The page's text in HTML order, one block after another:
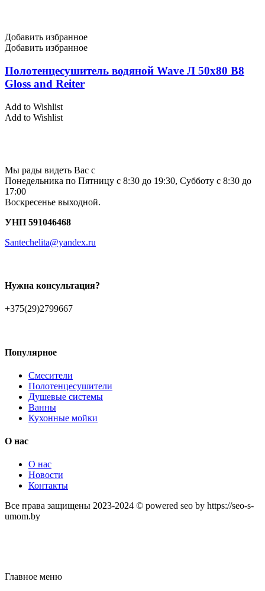
Добавить избранное
Добавить избранное
Полотенцесушитель водяной Wave Л 50х80 В8
Gloss and Reiter
Add to Wishlist
Add to Wishlist
Мы рады видеть Вас с
Понедельника по Пятницу с 8:30 до 19:30, Субботу с 8:30 до
17:00
Воскресенье выходной.
УНП 591046468
Santechelita@yandex.ru
Нужна консультация?
+375(29)2799667
Популярное
Смесители
Полотенцесушители
Душевые системы
Ванны
Кухонные мойки
О нас
О нас
Новости
Контакты
Все права защищены 2023-2024 © powered seo by https://seo-s-
umom.by
Главное меню